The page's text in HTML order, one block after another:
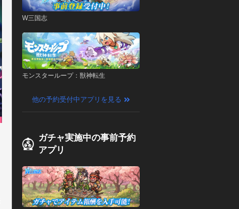
W三国志
モンスターループ：獣神転生
他の予約受付中アプリを見る
ガチャ実施中の事前予約
アプリ